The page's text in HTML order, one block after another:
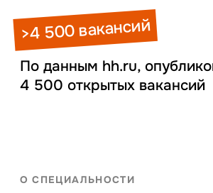
>4 500 вакансий
По данным hh.ru,
4 500 открытых вакансий
О СПЕЦИАЛЬНОСТИ